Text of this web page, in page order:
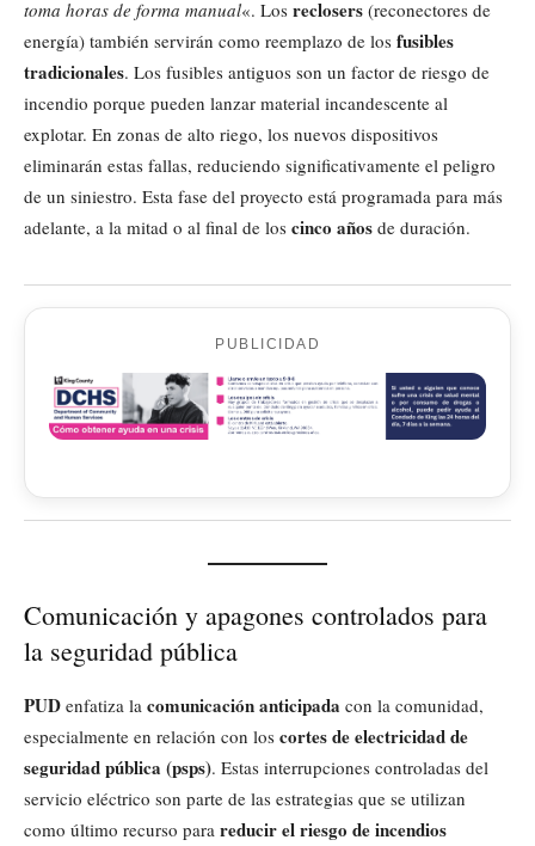
toma horas de forma manual«. Los reclosers (reconectores de
energía) también servirán como reemplazo de los fusibles
tradicionales. Los fusibles antiguos son un factor de riesgo de
incendio porque pueden lanzar material incandescente al
explotar. En zonas de alto riego, los nuevos dispositivos
eliminarán estas fallas, reduciendo significativamente el peligro
de un siniestro. Esta fase del proyecto está programada para más
adelante, a la mitad o al final de los cinco años de duración.
PUBLICIDAD
Comunicación y apagones controlados para
la seguridad pública
PUD enfatiza la comunicación anticipada con la comunidad,
especialmente en relación con los cortes de electricidad de
seguridad pública (psps). Estas interrupciones controladas del
servicio eléctrico son parte de las estrategias que se utilizan
como último recurso para reducir el riesgo de incendios